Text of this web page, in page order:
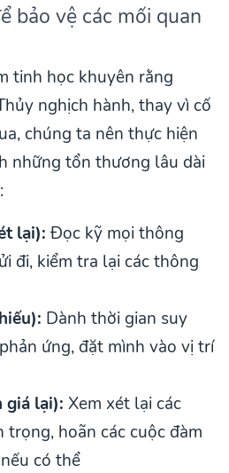
bảo vệ các mối quan
tinh học khuyên rằng
nghịch hành, thay vì cố
chúng ta nên thực hiện
những tổn thương lâu dài
lại): Đọc kỹ mọi thông
đi, kiểm tra lại các thông
Dành thời gian suy
ứng, đặt mình vào vị trí
giá lại): Xem xét lại các
trọng, hoãn các cuộc đàm
có thể